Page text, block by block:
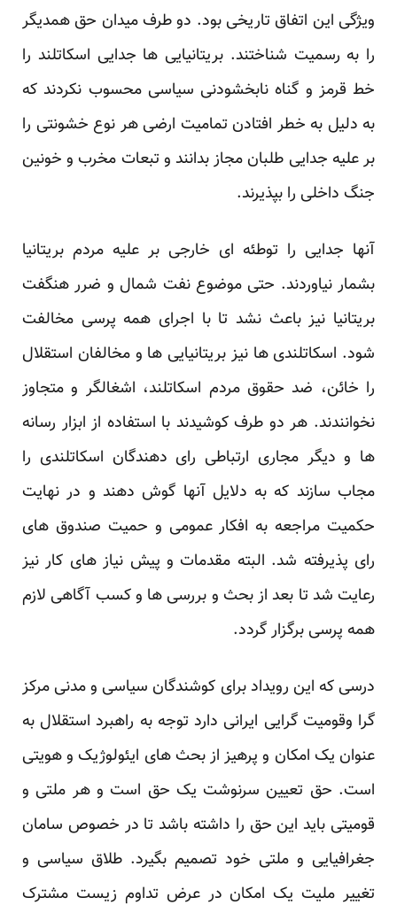
ویژگی این اتفاق تاریخی بود. دو طرف میدان حق همدیگر
را به رسمیت شناختند. بریتانیایی ها جدایی اسکاتلند را
خط قرمز و گناه نابخشودنی سیاسی محسوب نکردند که
به دلیل به خطر افتادن تمامیت ارضی هر نوع خشونتی را
بر علیه جدایی طلبان مجاز بدانند و تبعات مخرب و خونین
جنگ داخلی را بپذیرند.
آنها جدایی را توطئه ای خارجی بر علیه مردم بریتانیا
بشمار نیاوردند. حتی موضوع نفت شمال و ضرر هنگفت
بریتانیا نیز باعث نشد تا با اجرای همه پرسی مخالفت
شود. اسکاتلندی ها نیز بریتانیایی ها و مخالفان استقلال
را خائن، ضد حقوق مردم اسکاتلند، اشغالگر و متجاوز
نخوانندند. هر دو طرف کوشیدند با استفاده از ابزار رسانه
ها و دیگر مجاری ارتباطی رای دهندگان اسکاتلندی را
مجاب سازند که به دلایل آنها گوش دهند و در نهایت
حکمیت مراجعه به افکار عمومی و حمیت صندوق های
رای پذیرفته شد. البته مقدمات و پیش نیاز های کار نیز
رعایت شد تا بعد از بحث و بررسی ها و کسب آگاهی لازم
همه پرسی برگزار گردد.
درسی که این رویداد برای کوشندگان سیاسی و مدنی مرکز
گرا وقومیت گرایی ایرانی دارد توجه به راهبرد استقلال به
عنوان یک امکان و پرهیز از بحث های ایئولوژیک و هویتی
است. حق تعیین سرنوشت یک حق است و هر ملتی و
قومیتی باید این حق را داشته باشد تا در خصوص سامان
جغرافیایی و ملتی خود تصمیم بگیرد. طلاق سیاسی و
تغییر ملیت یک امکان در عرض تداوم زیست مشترک